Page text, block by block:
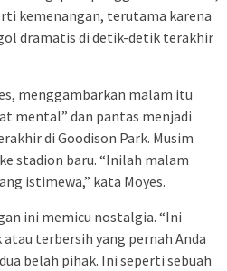
kemenangan, terutama karena
dramatis di detik-detik terakhir
menggambarkan malam itu
mental” dan pantas menjadi
di Goodison Park. Musim
stadion baru. “Inilah malam
istimewa,” kata Moyes.
ini memicu nostalgia. “Ini
terbersih yang pernah Anda
belah pihak. Ini seperti sebuah